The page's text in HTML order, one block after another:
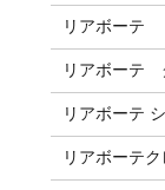
リアボーテ
リアボーテ
リアボーテ
リアボーテ